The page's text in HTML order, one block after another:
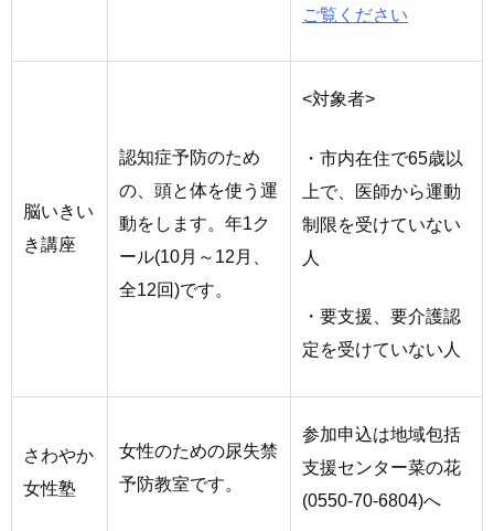
ご覧ください
脳いきい
き講座
認知症予防のため
の、頭と体を使う運
動をします。年1ク
ール(10月～12月、
全12回)です。
<対象者>
・市内在住で65歳以
上で、医師から運動
制限を受けていない
人
・要支援、要介護認
定を受けていない人
さわやか
女性塾
女性のための尿失禁
予防教室です。
参加申込は地域包括
支援センター菜の花
(0550-70-6804)へ